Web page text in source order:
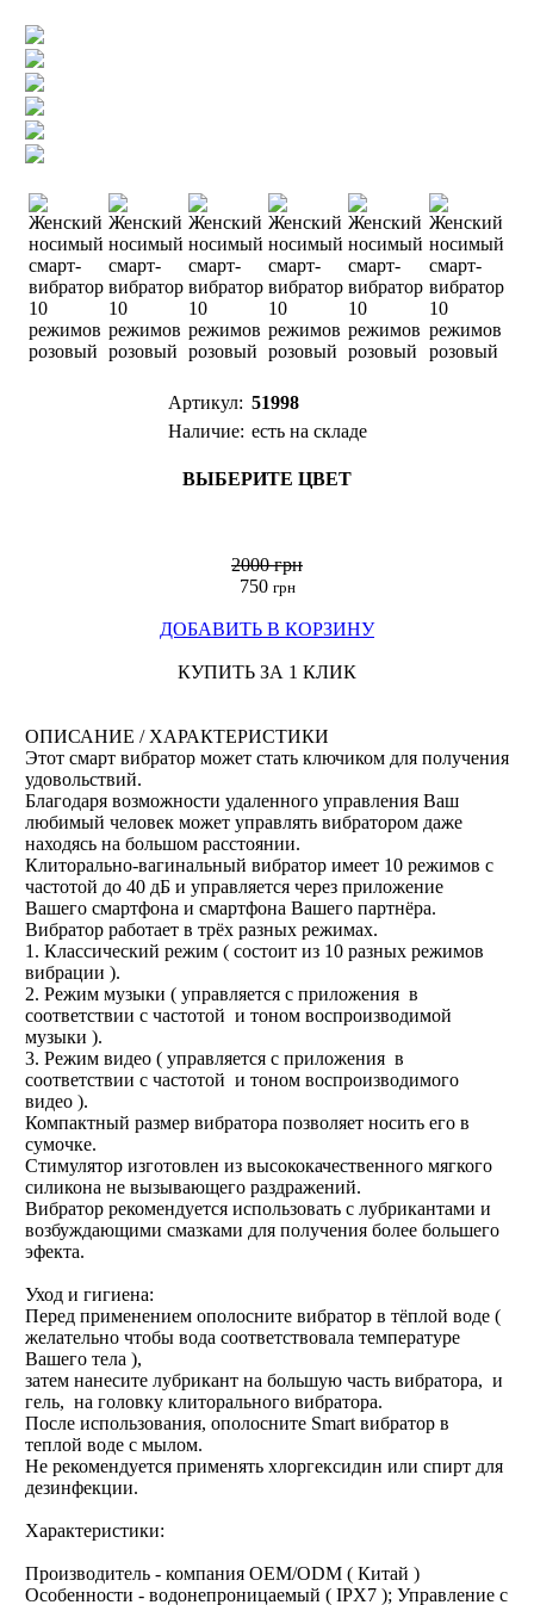
Артикул: 51998
Наличие: есть на складе
ВЫБЕРИТЕ ЦВЕТ
2000 грн
750 грн
ДОБАВИТЬ В КОРЗИНУ
КУПИТЬ ЗА 1 КЛИК
ОПИСАНИЕ / ХАРАКТЕРИСТИКИ
Этот смарт вибратор может стать ключиком для получения
удовольствий.
Благодаря возможности удаленного управления Ваш
любимый человек может управлять вибратором даже
находясь на большом расстоянии.
Клиторально-вагинальный вибратор имеет 10 режимов с
частотой до 40 дБ и управляется через приложение
Вашего смартфона и смартфона Вашего партнёра.
Вибратор работает в трёх разных режимах.
1. Классический режим ( состоит из 10 разных режимов
вибрации ).
2. Режим музыки ( управляется с приложения в
соответствии с частотой и тоном воспроизводимой
музыки ).
3. Режим видео ( управляется с приложения в
соответствии с частотой и тоном воспроизводимого
видео ).
Компактный размер вибратора позволяет носить его в
сумочке.
Стимулятор изготовлен из высококачественного мягкого
силикона не вызывающего раздражений.
Вибратор рекомендуется использовать с лубрикантами и
возбуждающими смазками для получения более большего
эфекта.
Уход и гигиена:
Перед применением ополосните вибратор в тёплой воде (
желательно чтобы вода соответствовала температуре
Вашего тела ),
затем нанесите лубрикант на большую часть вибратора, и
гель, на головку клиторального вибратора.
После использования, ополосните Smart вибратор в
теплой воде с мылом.
Не рекомендуется применять хлоргексидин или спирт для
дезинфекции.
Характеристики:
Производитель - компания OEM/ODM ( Китай )
Особенности - водонепроницаемый ( IPX7 ); Управление с